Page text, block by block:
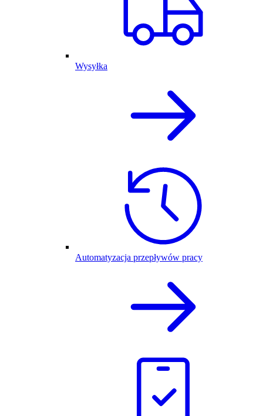
Wysyłka
Automatyzacja przepływów pracy